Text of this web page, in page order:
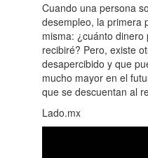
Cuando una persona
desempleo, la primera
misma: ¿cuánto
recibiré? Pero, existe
desapercibido y que
mucho mayor en el
que se descuentan al
Lado.mx